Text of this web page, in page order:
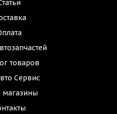
товаров
Сервис